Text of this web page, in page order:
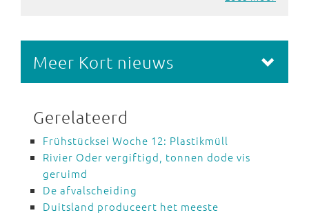
Meer Kort nieuws
Gerelateerd
Frühstücksei Woche 12: Plastikmüll
Rivier Oder vergiftigd, tonnen dode vis
geruimd
De afvalscheiding
Duitsland produceert het meeste